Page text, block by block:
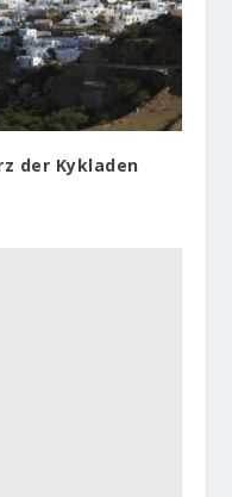
der Kykladen